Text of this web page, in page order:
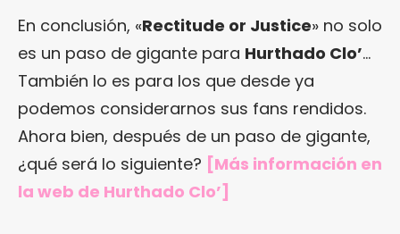
En conclusión, «Rectitude or Justice» no solo
es un paso de gigante para Hurthado Clo’…
También lo es para los que desde ya
podemos considerarnos sus fans rendidos.
Ahora bien, después de un paso de gigante,
¿qué será lo siguiente? [Más información en
la web de Hurthado Clo’]